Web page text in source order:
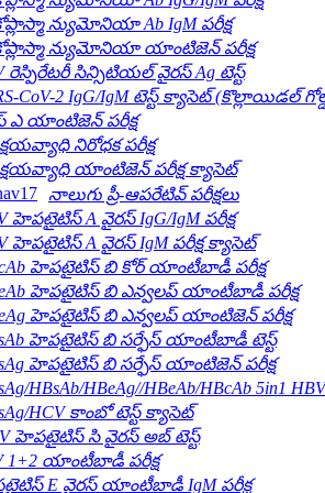
న్యుమోనియా Ab IgM పరీక్ష
న్యుమోనియా యాంటిజెన్ పరీక్ష
రెస్పిరేటరీ సిన్సిటియల్ వైరస్ Ag టెస్ట్
CoV-2 IgG/IgM టెస్ట్ క్యాసెట్ (కొల్లాయిడల్
ఎ యాంటిజెన్ పరీక్ష
నిరోధక పరీక్ష
క్షయవ్యాధి యాంటిజెన్ పరీక్ష క్యాసెట్
నాలుగు ప్రీ-ఆపరేటివ్ పరీక్షలు
హెపటైటిస్ A వైరస్ IgG/IgM పరీక్ష
హెపటైటిస్ A వైరస్ IgM పరీక్ష క్యాసెట్
హెపటైటిస్ బి కోర్ యాంటీబాడీ పరీక్ష
హెపటైటిస్ బి ఎన్వలప్ యాంటీబాడీ పరీక్ష
హెపటైటిస్ బి ఎన్వలప్ యాంటిజెన్ పరీక్ష
హెపటైటిస్ బి సర్ఫేస్ యాంటీబాడీ టెస్ట్
హెపటైటిస్ బి సర్ఫేస్ యాంటిజెన్ పరీక్ష
HBsAb/HBeAg//HBeAb/HBcAb 5in1
HCV కాంబో టెస్ట్ క్యాసెట్
హెపటైటిస్ సి వైరస్ అబ్ టెస్ట్
1+2 యాంటీబాడీ పరీక్ష
E వైరస్ యాంటీబాడీ IgM పరీక్ష